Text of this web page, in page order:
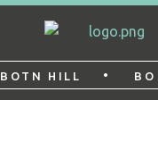
BOTN HILL •